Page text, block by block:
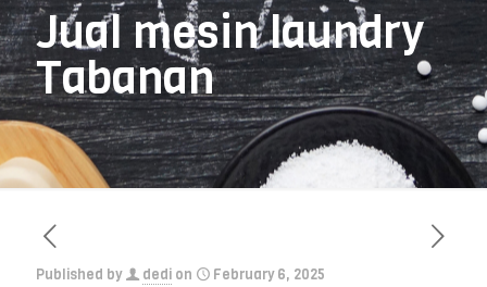
Jual mesin laundry
Tabanan
Published by dedi on February 6, 2025